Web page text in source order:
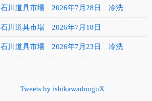
石川道具市場 2026年7月28日 冷洗
石川道具市場 2026年7月18日
石川道具市場 2026年7月23日 冷洗
Tweets by ishikawadouguX